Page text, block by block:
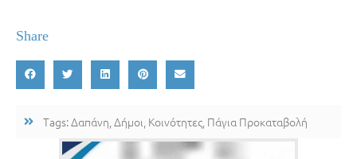
Share
Tags:Δαπάνη Δήμοι Κοινότητες Πάγια Προκαταβολή